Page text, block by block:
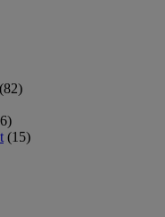
(82)
(15)